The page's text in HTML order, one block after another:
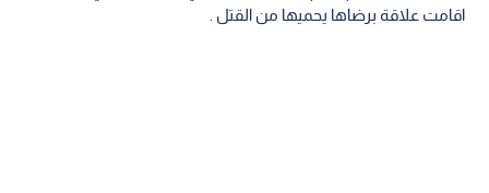
اقامت علاقة برضاها يحميها من القتل .